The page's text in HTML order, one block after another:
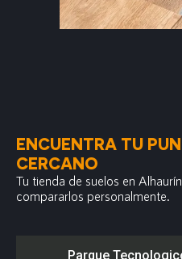
ENCUENTRA TU
CERCANO
Tu tienda de suelos en
compararlos personalmente.